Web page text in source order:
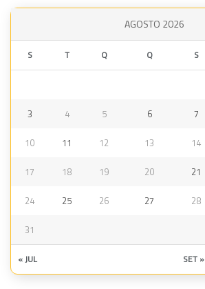
AGOSTO 2026
S T Q Q S
3 4 5 6 7
10 11 12 13 14
17 18 19 20 21
24 25 26 27 28
31
« JUL SET »